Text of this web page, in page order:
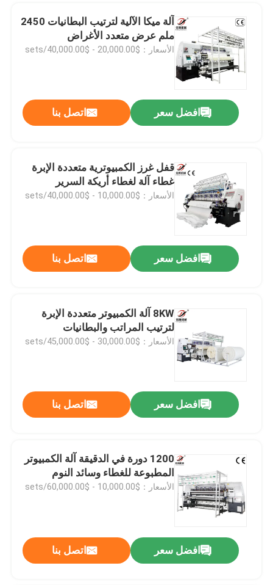
آلة ميكا الآلية لترتيب البطانيات 2450
ملم عرض متعدد الأغراض
الأسعار：$20,000.00 - $40,000.00/sets
افضل سعر اتصل بنا
قفل غرز الكمبيوترية متعددة الإبرة
غطاء آلة لغطاء أريكة السرير
الأسعار：$10,000.00 - $40,000.00/sets
افضل سعر اتصل بنا
8KW آلة الكمبيوتر متعددة الإبرة
لترتيب المراتب والبطانيات
الأسعار：$30,000.00 - $45,000.00/sets
افضل سعر اتصل بنا
1200 دورة في الدقيقة آلة الكمبيوتر
المطبوعة للغطاء وسائد النوم
الأسعار：$10,000.00 - $60,000.00/sets
افضل سعر اتصل بنا